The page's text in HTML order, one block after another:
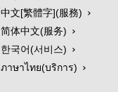
中文[繁體字](服務)
简体中文(服务)
한국어(서비스)
ภาษาไทย(บริการ)